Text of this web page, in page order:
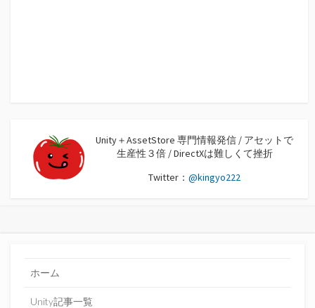
Unity＋AssetStore 専門情報発信 / アセットで
生産性３倍 / DirectXは難しくて挫折
Twitter： @kingyo222
ホーム
Unity記事一覧